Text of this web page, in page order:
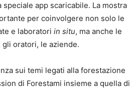
speciale app scaricabile. La mostra
per coinvolgere non solo le
e laboratori in situ, ma anche le
oratori, le aziende.
sui temi legati alla forestazione
di Forestami insieme a quella di